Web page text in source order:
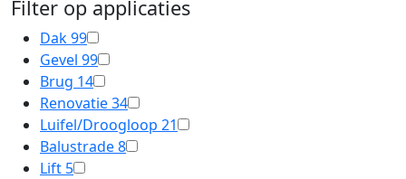
Filter op applicaties
Dak99
Gevel 99
Brug 14
Renovatie34
Luifel/Droogloop 21
Balustrade8
Lift 5